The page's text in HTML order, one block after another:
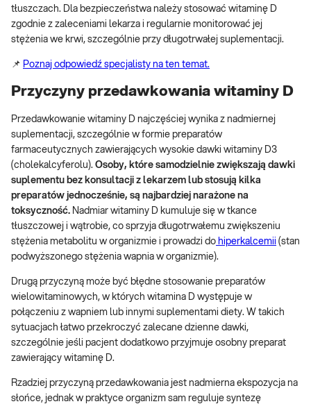
tłuszczach. Dla bezpieczeństwa należy stosować witaminę D
zgodnie z zaleceniami lekarza i regularnie monitorować jej
stężenia we krwi, szczególnie przy długotrwałej suplementacji.
📌 Poznaj odpowiedź specjalisty na ten temat.
Przyczyny przedawkowania witaminy D
Przedawkowanie witaminy D najczęściej wynika z nadmiernej
suplementacji, szczególnie w formie preparatów
farmaceutycznych zawierających wysokie dawki witaminy D3
(cholekalcyferolu). Osoby, które samodzielnie zwiększają dawki
suplementu bez konsultacji z lekarzem lub stosują kilka
preparatów jednocześnie, są najbardziej narażone na
toksyczność. Nadmiar witaminy D kumuluje się w tkance
tłuszczowej i wątrobie, co sprzyja długotrwałemu zwiększeniu
stężenia metabolitu w organizmie i prowadzi do hiperkalcemii (stan
podwyższonego stężenia wapnia w organizmie).
Drugą przyczyną może być błędne stosowanie preparatów
wielowitaminowych, w których witamina D występuje w
połączeniu z wapniem lub innymi suplementami diety. W takich
sytuacjach łatwo przekroczyć zalecane dzienne dawki,
szczególnie jeśli pacjent dodatkowo przyjmuje osobny preparat
zawierający witaminę D.
Rzadziej przyczyną przedawkowania jest nadmierna ekspozycja na
słońce, jednak w praktyce organizm sam reguluje syntezę